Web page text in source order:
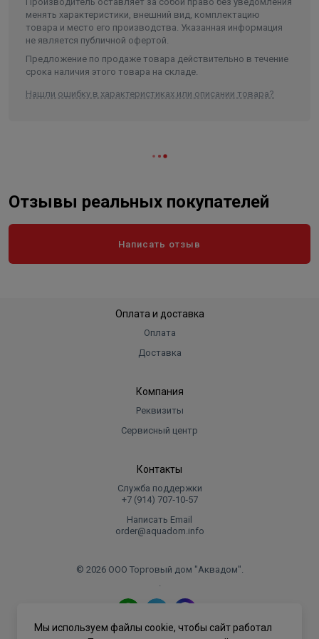
менять характеристики, внешний вид, комплектацию
товара и место его производства. Указанная информация
не является публичной офертой.
Предложение по продаже товара действительно в течение
срока наличия этого товара на складе.
Нашли ошибку в характеристиках или описании товара?
Отзывы реальных покупателей
Написать отзыв
Оплата и доставка
Оплата
Доставка
Компания
Реквизиты
Сервисный центр
Контакты
Служба поддержки
+7 (914) 707‑10‑57
Написать Email
order@aquadom.info
© 2026 ООО Торговый дом "Аквадом".
.
Политика конфиденциальности
Мы используем файлы cookie, чтобы сайт работал